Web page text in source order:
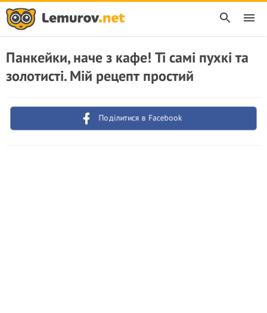
Панкейки, наче з кафе! Ті самі пухкі та
золотисті. Мій рецепт простий
Поділитися в Facebook